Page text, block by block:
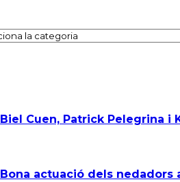
Biel Cuen, Patrick Pelegrina i
Bona actuació dels nedadors